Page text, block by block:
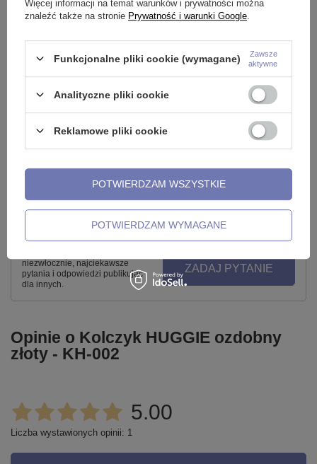
kolorowy - IND-006
Sztanga Industrial złoty - IND-
007
Potrzebujesz pomocy? Masz pytania?
niezwłocznie, najciekawsze
pytania i odpowiedzi publikując
dla innych.
ZADAJ PYTANIE
Opinie o Kolczyk HUGGIE ozdobny
złoty - KH-002
5.00
Liczba wystawionych opinii: 1
Więcej informacji na temat warunków i prywatności można
znaleźć także na stronie Prywatność i warunki Google
Funkcjonalne pliki cookie (wymagane)
Zawsze
aktywne
Analityczne pliki cookie
Reklamowe pliki cookie
POTWIERDZAM WYMAGANE
POTWIERDZAM WSZYSTKIE